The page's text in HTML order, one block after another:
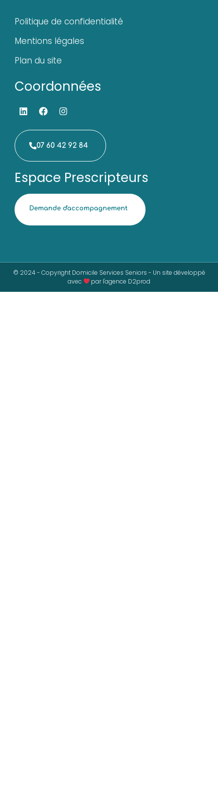
Politique de confidentialité
Mentions légales
Plan du site
Coordonnées
07 60 42 92 84
Espace Prescripteurs
Demande d'accompagnement
© 2024 - Copyright Domicile Services Seniors - Un site développé
avec
par l'agence D2prod